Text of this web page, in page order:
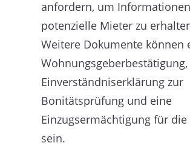
anfordern, um
potenzielle Mieter zu
Weitere Dokumente können
Einverständniserklärung zur
Bonitätsprüfung und eine
Einzugsermächtigung für
sein.